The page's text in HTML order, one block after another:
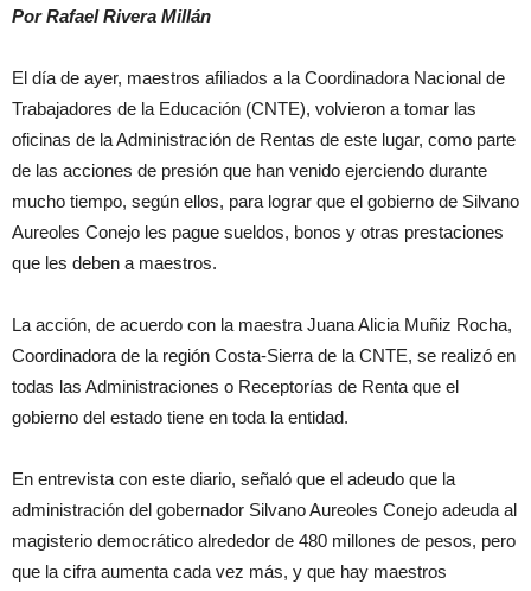
Por Rafael Rivera Millán
El día de ayer, maestros afiliados a la Coordinadora Nacional de
Trabajadores de la Educación (CNTE), volvieron a tomar las
oficinas de la Administración de Rentas de este lugar, como parte
de las acciones de presión que han venido ejerciendo durante
mucho tiempo, según ellos, para lograr que el gobierno de Silvano
Aureoles Conejo les pague sueldos, bonos y otras prestaciones
que les deben a maestros.
La acción, de acuerdo con la maestra Juana Alicia Muñiz Rocha,
Coordinadora de la región Costa-Sierra de la CNTE, se realizó en
todas las Administraciones o Receptorías de Renta que el
gobierno del estado tiene en toda la entidad.
En entrevista con este diario, señaló que el adeudo que la
administración del gobernador Silvano Aureoles Conejo adeuda al
magisterio democrático alrededor de 480 millones de pesos, pero
que la cifra aumenta cada vez más, y que hay maestros